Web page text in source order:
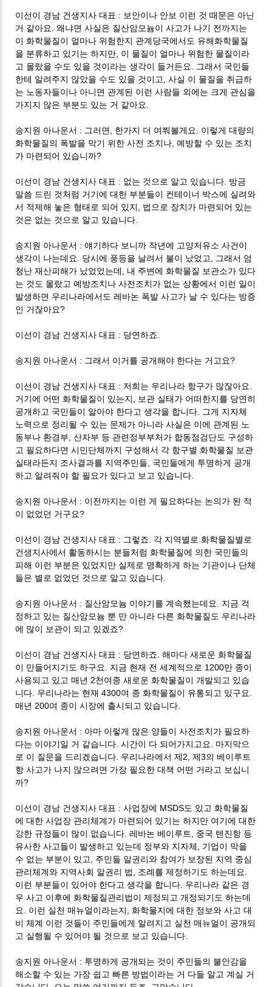
이선이 경남 건생지사 대표 : 보안이나 안보 이런 것 때문은 아닌
거 같아요
.왜냐면 사실은 질산암모늄이 사고가 나기 전까지는
이 화학물질이 얼마나 위험한지 관계당국에서도 유해화학물질
을 분류하고 있기는 하지만 이 물질이 얼마나 위험한 물질이라
고 몰랐을 수도 있을 것이라는 생각이 들거든요
그래서 국민들
한테 알려주지 않았을 수도 있을 것이고
,사실 이 물질을 취급하
는 노동자들이나 아니면 관계된 이런 사람들 외에는 크게 관심을
가지지 않은 부분도 있는 거 같아요
송지원 아나운서 : 그러면 한가지 더 여쭤볼게요
이렇게 대량의
화학물질의 폭발을 막기 위한 사전 조치나 ,예방할 수 있는 조치
가 마련되어 있습니까?
이선이 경남 건생지사 대표 : 없는 것으로 알고 있습니다 방금
말씀 드린 것처럼 거기에 대한 부분들이 컨테이너 박스에 실려와
서 적제해 놓은 형태로 되어 있지
법으로 장치가 마련되어 있는
것은 없는 것으로 알고 있습니다
송지원 아나운서 :얘기하다 보니까 작년에 고양저유소 사건이
생각이 나는데요
당시에 풍등을 날려서 불이 났었고
그래서 엄
청난 재산피해가 났었었는데
내 주변에 화학물질 보관소가 있다
는 것도 몰랐고 예방조치나 사전조치가 없는 상황에서 이런 일이
발생하면 우리나라에서도 레바논 폭발 사고가 날 수 있다는 방증
인 거잖아요?
이선이 경남 건생지사 대표 : 당연하죠
송지원 아나운서 : 그래서 이거를 공개해야 한다는 거고요?
이선이 경남 건생지사 대표 : 저희는 우리나라 항구가 많잖아요
거기에 어떤 화학물질이 있는지
보관 실태가 어떠한지를 당연히
공개하고 국민들이 알아야 한다고 생각을 합니다
그게 지자체
노력으로 정리될 수 있는 문제가 아니라 사실은 이에 관계된 노
동부나 환경부 ,산자부 등 관련정부부처가 합동점검단도 구성하
고 필요하다면 시민단체까지 구성해서 각 항구별 화학물질 보관
실태라든지 조사결과를 지역주민들
국민들에게 투명하게 공개
하고 알려줘야 할 필요가 있다고 보고 있습니다
송지원 아나운서 : 이전까지는 이런 게 필요하다는 논의가 된 적
이 없었던 거구요?
이선이 경남 건생지사 대표 : 그렇죠
각 지역별로 화학물질별로
건생지사에서 활동하시는 분들처럼 화학물질에 의한 국민들의
피해 이런 부분은 있었지만 실제로 명확하게 하는 기관이나 단체
들은 별로 없었던 것으로 알고 있습니다
송지원 아나운서 : 질산암모늄 이야기를 계속했는데요
지금 걱
정하고 있는 질산암모늄 뿐 만 아니라 다른 화학물질도 우리나라
에 많이 보관이 되고 있겠죠?
이선이 경남 건생지사 대표 : 당연하죠 .해마다 새로운 화학물질
이 만들어지기도 하구요
지금 현재 전 세계적으로 1200만 종이
사용되고 있고 매년 2천여종 새로운 화학물질이 개발되고 있습
니다 우리나라는 현재4300여 종 화학물질이 유통되고 있구요
매년 200여 종이 시장에 출시되고 있습니다
송지원 아나운서 : 아마 이렇게 많은 양들이 사전조치가 필요하
다는 이야기일 거 같습니다 .시간이 다 되어가지고요
마지막으
로 이 질문을 드리겠습니다 우리나라에서 제 2,제3의 베이루트
항 사고가 나지 않으려면 가장 필요한 대책 어떤 거라고 보십니
까?
이선이 경남 건생지사 대표 :사업장에 MSDS도 있고 화학물질
에 대한 사업장 관리체계가 마련되어 있기는 하지만 여기에 대한
강한 규정들이 많이 없습니다 .레바논 베이루트
중국 텐진항 등
유사한 사고들이 발생하고 있는데 정부와 지자체
기업이 막을
수 없는 부분이 있고
주민들 알권리와 참여가 보장된 지역 중심
관리체계와 지역사회 알권리 법
조례를 제정하기도 하는데요
이런 부분들이 있어야 한다고 생각을 합니다 우리나라 같은 경
우 사고 이후에 화학물질관리법이 제정되고 개정되기도 하는데
요
이런 실천 매뉴얼이라는지
화학물지에 대한 정보와 사고 대
비 체계 이런 것들이 주민들에게 알려지고 실천 매뉴얼이 공개되
고 실행될 수 있어야 될 것으로 보고 있습니다
송지원 아나운서 : 투명하게 공개되는 것이 주민들의 불안감을
해소할 수 있는 가장 쉽고 빠른 방법이라는 거 다들 알고 계실 거